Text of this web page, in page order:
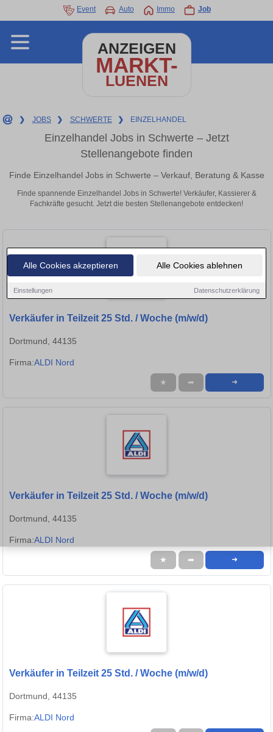
Alle Cookies akzeptieren Alle Cookies ablehnen
Einstellungen Datenschutzerklärung
Event Auto Immo Job
ANZEIGEN
MARKT-
LUENEN
❯ JOBS ❯ SCHWERTE ❯ EINZELHANDEL
Einzelhandel Jobs in Schwerte – Jetzt
Stellenangebote finden
Finde Einzelhandel Jobs in Schwerte – Verkauf, Beratung & Kasse
Finde spannende Einzelhandel Jobs in Schwerte! Verkäufer, Kassierer &
Fachkräfte gesucht. Jetzt die besten Stellenangebote entdecken!
Verkäufer in Teilzeit 25 Std. / Woche (m/w/d)
Dortmund, 44135
Firma:ALDI Nord
★ ➦ ➜
Verkäufer in Teilzeit 25 Std. / Woche (m/w/d)
Dortmund, 44135
Firma:ALDI Nord
★ ➦ ➜
Verkäufer in Teilzeit 25 Std. / Woche (m/w/d)
Dortmund, 44135
Firma:ALDI Nord